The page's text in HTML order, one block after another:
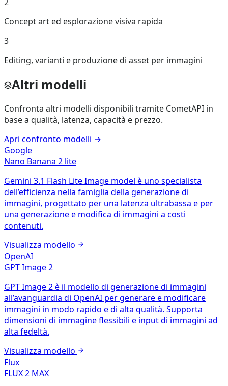
Concept art ed esplorazione visiva rapida
3
Editing, varianti e produzione di asset per immagini
Altri modelli
Confronta altri modelli disponibili tramite CometAPI in
base a qualità, latenza, capacità e prezzo.
Apri confronto modelli →
Google
Nano Banana 2 lite
Gemini 3.1 Flash Lite Image model è uno specialista
dell’efficienza nella famiglia della generazione di
immagini, progettato per una latenza ultrabassa e per
una generazione e modifica di immagini a costi
contenuti.
Visualizza modello
OpenAI
GPT Image 2
GPT Image 2 è il modello di generazione di immagini
all’avanguardia di OpenAI per generare e modificare
immagini in modo rapido e di alta qualità. Supporta
dimensioni di immagine flessibili e input di immagini ad
alta fedeltà.
Visualizza modello
Flux
FLUX 2 MAX